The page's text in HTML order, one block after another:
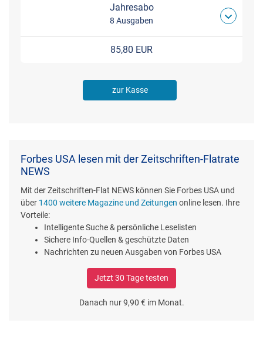
Jahresabo
8 Ausgaben
85,80 EUR
zur Kasse
Forbes USA lesen mit der Zeitschriften-Flatrate
NEWS
Mit der Zeitschriften-Flat NEWS können Sie Forbes USA und
über 1400 weitere Magazine und Zeitungen online lesen. Ihre
Vorteile:
Intelligente Suche & persönliche Leselisten
Sichere Info-Quellen & geschützte Daten
Nachrichten zu neuen Ausgaben von Forbes USA
Jetzt 30 Tage testen
Danach nur 9,90 € im Monat.